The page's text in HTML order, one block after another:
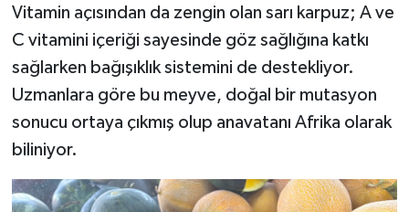
Vitamin açısından da zengin olan sarı karpuz; A ve
C vitamini içeriği sayesinde göz sağlığına katkı
sağlarken bağışıklık sistemini de destekliyor.
Uzmanlara göre bu meyve, doğal bir mutasyon
sonucu ortaya çıkmış olup anavatanı Afrika olarak
biliniyor.